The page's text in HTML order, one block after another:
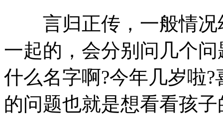
言归正传，一般情况
一起的，会分别问几个
什么名字啊?今年几岁啦
的问题也就是想看看孩